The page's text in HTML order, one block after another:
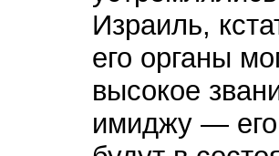
Израиль,
его органы
высокое
имиджу —